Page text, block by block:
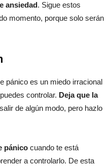
ansiedad. Sigue estos
momento, porque solo serán
pánico es un miedo irracional
controlar. Deja que la
de algún modo, pero hazlo
pánico cuando te está
a controlarlo. De esta